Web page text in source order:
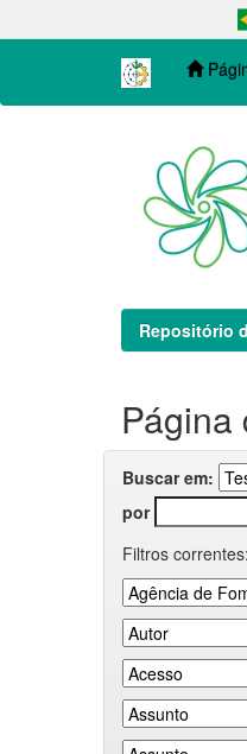
navigation
Repositório
Página
Buscar em:
por
Filtros correntes: